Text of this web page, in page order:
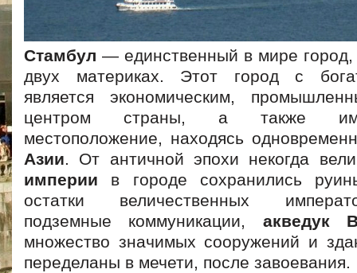
Cтамбул — единственный в мире
двух материках. Этот город с
является экономическим,
центром страны, а также
местоположение, находясь
Азии. От античной эпохи некогда
империи в городе сохранились
остатки величественных
подземные коммуникации,
акведук
множество значимых сооружений и
переделаны в мечети, после завоевания.